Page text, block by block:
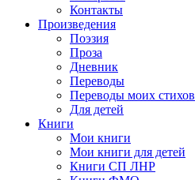
Контакты
Произведения
Поэзия
Проза
Дневник
Переводы
Переводы моих стихов
Для детей
Книги
Мои книги
Мои книги для детей
Книги СП ЛНР